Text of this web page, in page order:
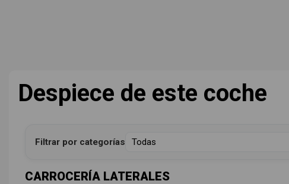
Despiece de este coche
Filtrar por categorías
CARROCERÍA LATERALES